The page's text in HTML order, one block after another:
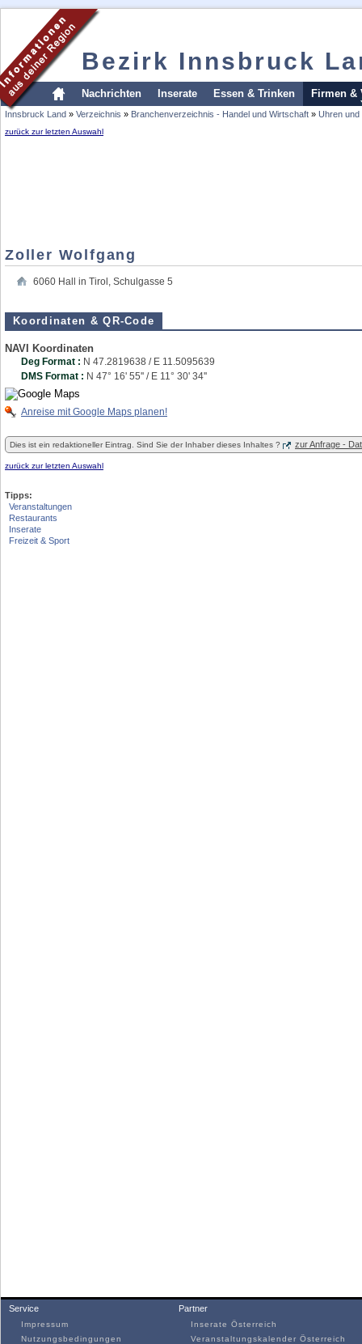
Bezirk Innsbruck
Nachrichten Inserate Essen & Trinken Firmen &
Innsbruck Land » Verzeichnis » Branchenverzeichnis - Handel und Wirtschaft » Uhren
zurück zur letzten Auswahl
Zoller Wolfgang
6060 Hall in Tirol , Schulgasse 5
Koordinaten & QR-Code
NAVI Koordinaten
Deg Format : N 47.2819638 / E 11.5095639
DMS Format : N 47° 16' 55'' / E 11° 30' 34''
Anreise mit Google Maps planen!
Dies ist ein redaktioneller Eintrag. Sind Sie der Inhaber dieses Inhaltes ? zur Anfrage -
zurück zur letzten Auswahl
Tipps:
Veranstaltungen
Restaurants
Inserate
Freizeit & Sport
Service
Impressum
Nutzungsbedingungen
Partner
Inserate Österreich
Veranstaltungskalender Österreich